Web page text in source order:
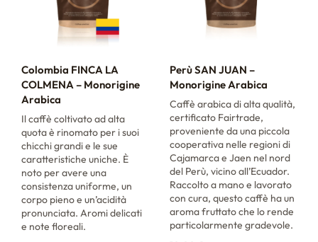
Colombia FINCA LA
COLMENA – Monorigine
Arabica
Il caffè coltivato ad alta
quota è rinomato per i suoi
chicchi grandi e le sue
caratteristiche uniche. È
noto per avere una
consistenza uniforme, un
corpo pieno e un’acidità
pronunciata. Aromi delicati
e note floreali.
Perù SAN JUAN –
Monorigine Arabica
Caffè arabica di alta qualità,
certificato Fairtrade,
proveniente da una piccola
cooperativa nelle regioni di
Cajamarca e Jaen nel nord
del Perù, vicino all’Ecuador.
Raccolto a mano e lavorato
con cura, questo caffè ha un
aroma fruttato che lo rende
particolarmente gradevole.